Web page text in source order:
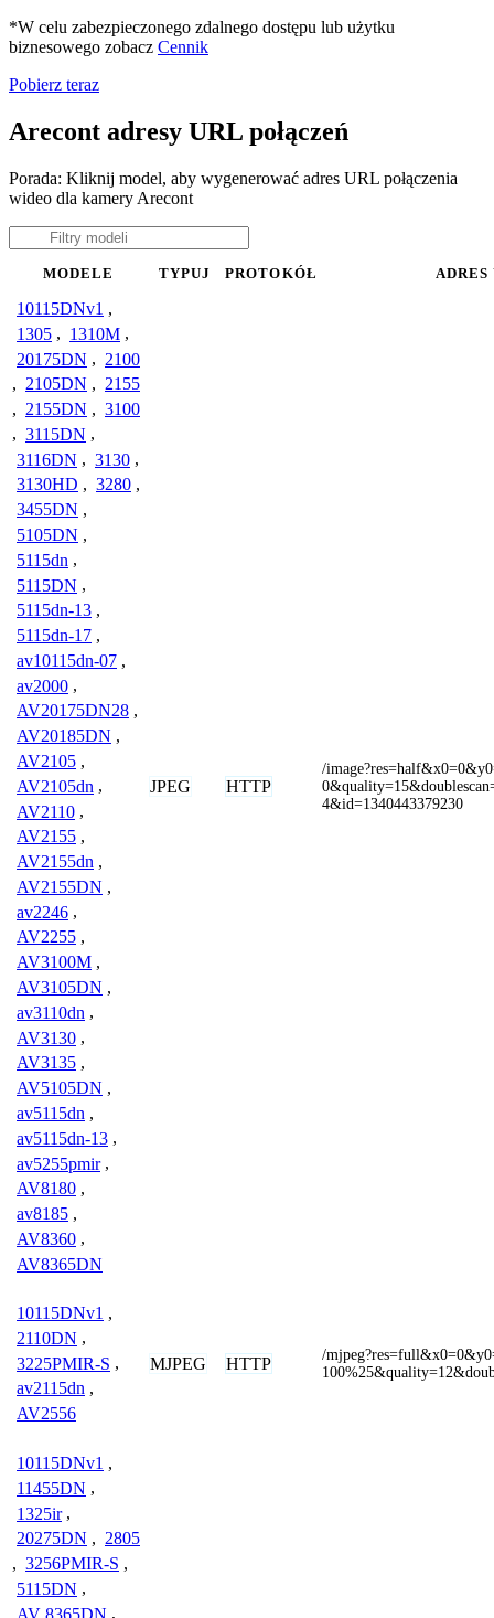
*W celu zabezpieczonego zdalnego dostępu lub użytku
biznesowego zobacz Cennik
Pobierz teraz
Arecont adresy URL połączeń
Porada: Kliknij model, aby wygenerować adres URL połączenia
wideo dla kamery Arecont
MODELE TYPUJ PROTOKÓŁ ADRES
10115DNv1 ,
1305 , 1310M ,
20175DN , 2100
, 2105DN , 2155
, 2155DN , 3100
, 3115DN ,
3116DN , 3130 ,
3130HD , 3280 ,
3455DN ,
5105DN ,
5115dn ,
5115DN ,
5115dn-13 ,
5115dn-17 ,
av10115dn-07 ,
av2000 ,
AV20175DN28 ,
AV20185DN ,
AV2105 ,
AV2105dn ,
AV2110 ,
AV2155 ,
AV2155dn ,
AV2155DN ,
av2246 ,
AV2255 ,
AV3100M ,
AV3105DN ,
av3110dn ,
AV3130 ,
AV3135 ,
AV5105DN ,
av5115dn ,
av5115dn-13 ,
av5255pmir ,
AV8180 ,
av8185 ,
AV8360 ,
AV8365DN
JPEG HTTP
/
4&id=1340443379230
10115DNv1 ,
2110DN ,
3225PMIR-S ,
av2115dn ,
AV2556
MJPEG HTTP
/
10115DNv1 ,
11455DN ,
1325ir ,
20275DN , 2805
, 3256PMIR-S ,
5115DN ,
AV 8365DN ,